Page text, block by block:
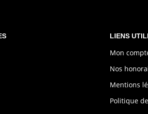
LIENS
Mon
Nos
Mentions
Politique